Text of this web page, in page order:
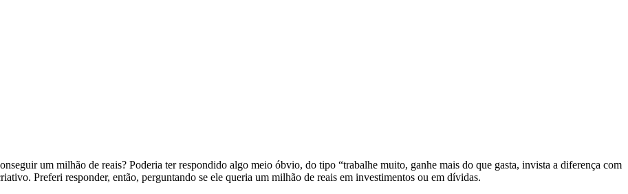
um milhão de reais? Poderia ter respondido algo meio óbvio, do tipo “trabalhe muito, ganhe mais do que gasta, invista a diferença com
Preferi responder, então, perguntando se ele queria um milhão de reais em investimentos ou em dívidas.